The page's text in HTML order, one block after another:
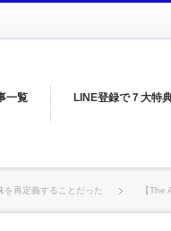
一覧 LINE登録で７大特
を再定義することだった 【The